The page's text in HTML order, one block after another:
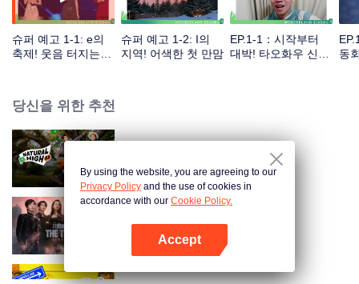
슈퍼 예고 1-1: e의
축제! 웃음 터지는
슈퍼 예고 1-2: I의
지역! 어색한 첫 만맘
EP.1-1：시작부터
대박! 타오화우 신구
동
당신을 위한 추천
개시추리파 S3
By using the website, you are agreeing to our
Privacy Policy and the use of cookies in
accordance with our Cookie Policy.
Accept